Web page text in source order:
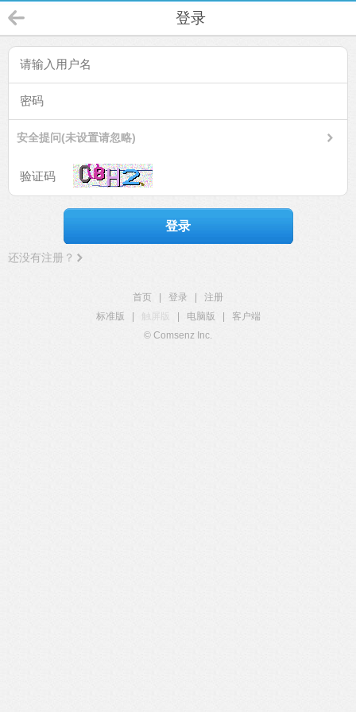
登录
安全提问(未设置请忽略)
登录
还没有注册？
首页 登录
注册
标准版
触屏版 电脑版
客户端
© Comsenz Inc.